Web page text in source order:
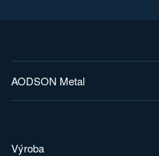
AODSON Metal
Výroba